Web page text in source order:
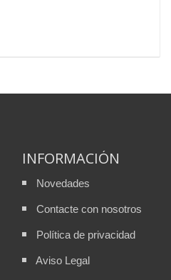
INFORMACIÓN
Novedades
Contacte con nosotros
Política de privacidad
Aviso Legal